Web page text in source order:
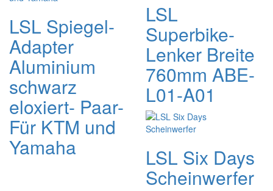
LSL Spiegel-
Adapter
Aluminium
schwarz
eloxiert- Paar-
Für KTM und
Yamaha
LSL
Superbike-
Lenker Breite
760mm ABE-
L01-A01
LSL Six Days
Scheinwerfer